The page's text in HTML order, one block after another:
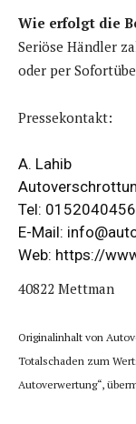
Wie erfolgt die
Seriöse Händler
oder per
Pressekontakt:
A. Lahib
Tel:
E-Mail:
Web: https://
40822 Mettman
Originalinhalt von
Totalschaden zum
Autoverwertung“,